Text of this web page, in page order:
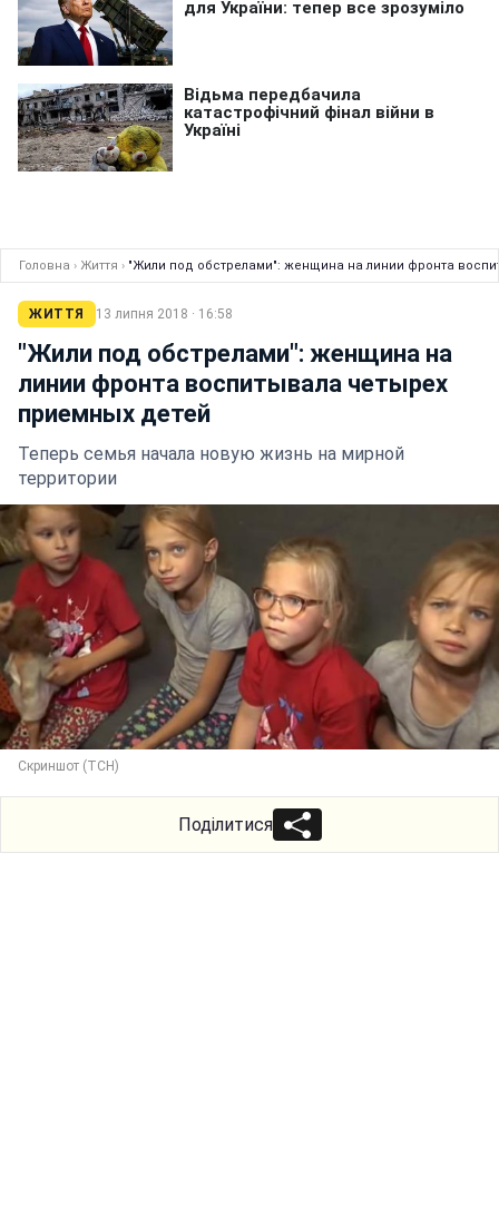
Головна › Життя › "Жили под обстрелами": женщина на линии фронта
ЖИТТЯ 13 липня 2018 · 16:58
"Жили под обстрелами": женщина на
линии фронта воспитывала четырех
приемных детей
Теперь семья начала новую жизнь на мирной
территории
Скриншот (ТСН)
Поділитися